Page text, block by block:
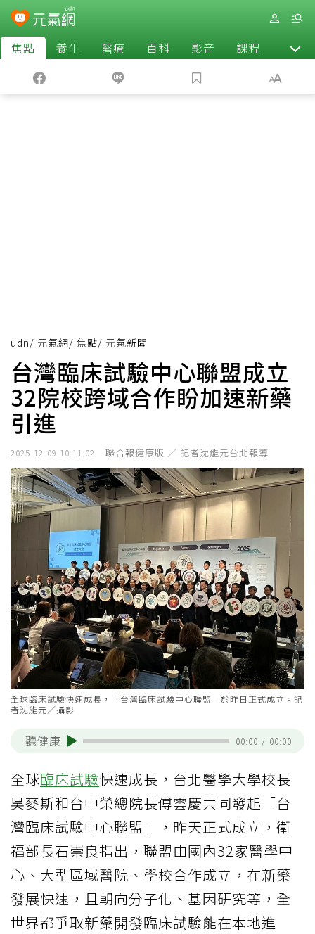
焦點 養生 醫療 百科 影音 課程 退休
udn/ 元氣網/ 焦點/ 元氣新聞
台灣臨床試驗中心聯盟成立
32院校跨域合作盼加速新藥
引進
2025-12-09 10:11:02 聯合報健康版 ／ 記者沈能元台北報導
全球臨床試驗快速成長，「台灣臨床試驗中心聯盟」於昨日正式成立。記
者沈能元／攝影
聽健康 00:00 / 00:00
全球臨床試驗快速成長，台北醫學大學校長
吳麥斯和台中榮總院長傅雲慶共同發起「台
灣臨床試驗中心聯盟」，昨天正式成立，衛
福部長石崇良指出，聯盟由國內32家醫學中
心、大型區域醫院、學校合作成立，在新藥
發展快速，且朝向分子化、基因研究等，全
世界都爭取新藥開發臨床試驗能在本地進